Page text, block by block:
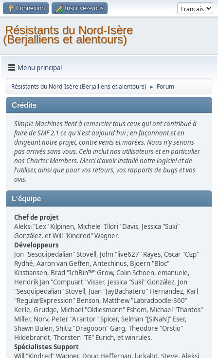
Connexion Inscrivez-vous
Résistants du Nord-Isère
(Berjalliens et alentours)
Menu principal
Résistants du Nord-Isère (Berjalliens et alentours) ► Forum
Crédits
Simple Machines tient à remercier tous ceux qui ont contribué à
faire de SMF 2.1 ce qu'il est aujourd'hui ; en façonnant et en
dirigeant notre projet, contre vents et marées. Nous n'y serions
pas arrivés sans vous. Cela inclut nos utilisateurs et en particulier
nos Charter Members. Merci d'avoir installé notre logiciel et de
l'utiliser, ainsi que pour vos retours, vos rapports de bugs et vos
avis.
L'équipe
Chef de projet
Aleksi "Lex" Kilpinen, Michele "Illori" Davis, Jessica "Suki"
González, et Will "Kindred" Wagner.
Développeurs
Jon "Sesquipedalian" Stovell, John "live627" Rayes, Oscar "Ozp"
Rydhé, Aaron van Geffen, Antechinus, Bjoern "Bloc"
Kristiansen, Brad "IchBin™" Grow, Colin Schoen, emanuele,
Hendrik Jan "Compuart" Visser, Jessica "Suki" González, Jon
"Sesquipedalian" Stovell, Juan "JayBachatero" Hernandez, Karl
"RegularExpression" Benson, Matthew "Labradoodle-360"
Kerle, Grudge, Michael "Oldiesmann" Eshom, Michael "Thantos"
Miller, Norv, Peter "Arantor" Spicer, Selman "[SiNaN]" Eser,
Shawn Bulen, Shitiz "Dragooon" Garg, Theodore "Orstio"
Hildebrandt, Thorsten "TE" Eurich, et winrules.
Spécialistes Support
Will "Kindred" Wagner, Doug Heffernan, lurkalot, Steve, Aleksi